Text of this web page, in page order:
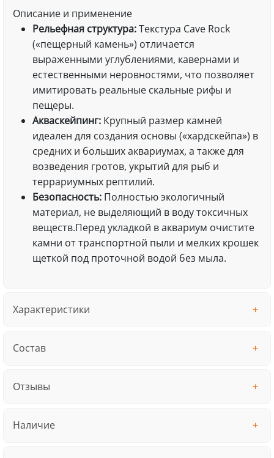
Описание и применение
Рельефная структура:Текстура Cave Rock
(«пещерный камень») отличается
выраженными углублениями, кавернами и
естественными неровностями, что позволяет
имитировать реальные скальные рифы и
пещеры.
Акваскейпинг:Крупный размер камней
идеален для создания основы («хардскейпа») в
средних и больших аквариумах, а также для
возведения гротов, укрытий для рыб и
террариумных рептилий.
Безопасность:Полностью экологичный
материал, не выделяющий в воду токсичных
веществ.Перед укладкой в аквариум очистите
камни от транспортной пыли и мелких крошек
щеткой под проточной водой без мыла.
Характеристики
Состав
Отзывы
Наличие